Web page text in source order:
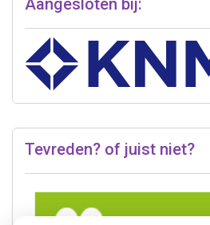
Aangesloten bij:
Tevreden? of juist niet?